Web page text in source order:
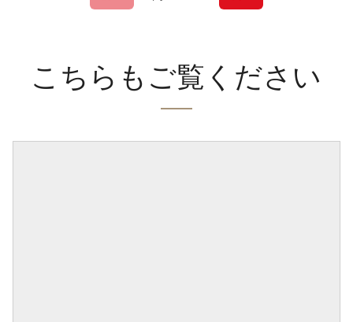
こちらもご覧ください